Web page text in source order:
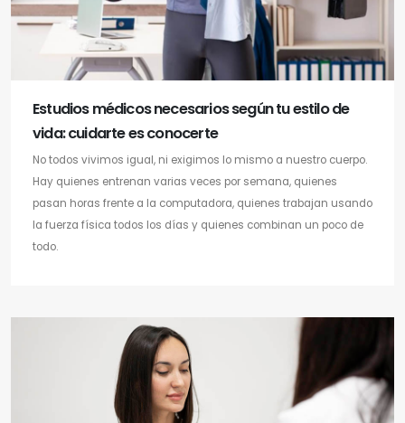
Estudios médicos necesarios según tu estilo de
vida: cuidarte es conocerte
No todos vivimos igual, ni exigimos lo mismo a nuestro cuerpo.
Hay quienes entrenan varias veces por semana, quienes
pasan horas frente a la computadora, quienes trabajan usando
la fuerza física todos los días y quienes combinan un poco de
todo.